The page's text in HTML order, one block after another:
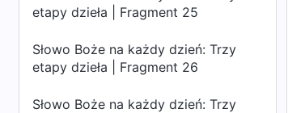
etapy dzieła | Fragment 25
Słowo Boże na każdy dzień: Trzy
etapy dzieła | Fragment 26
Słowo Boże na każdy dzień: Trzy